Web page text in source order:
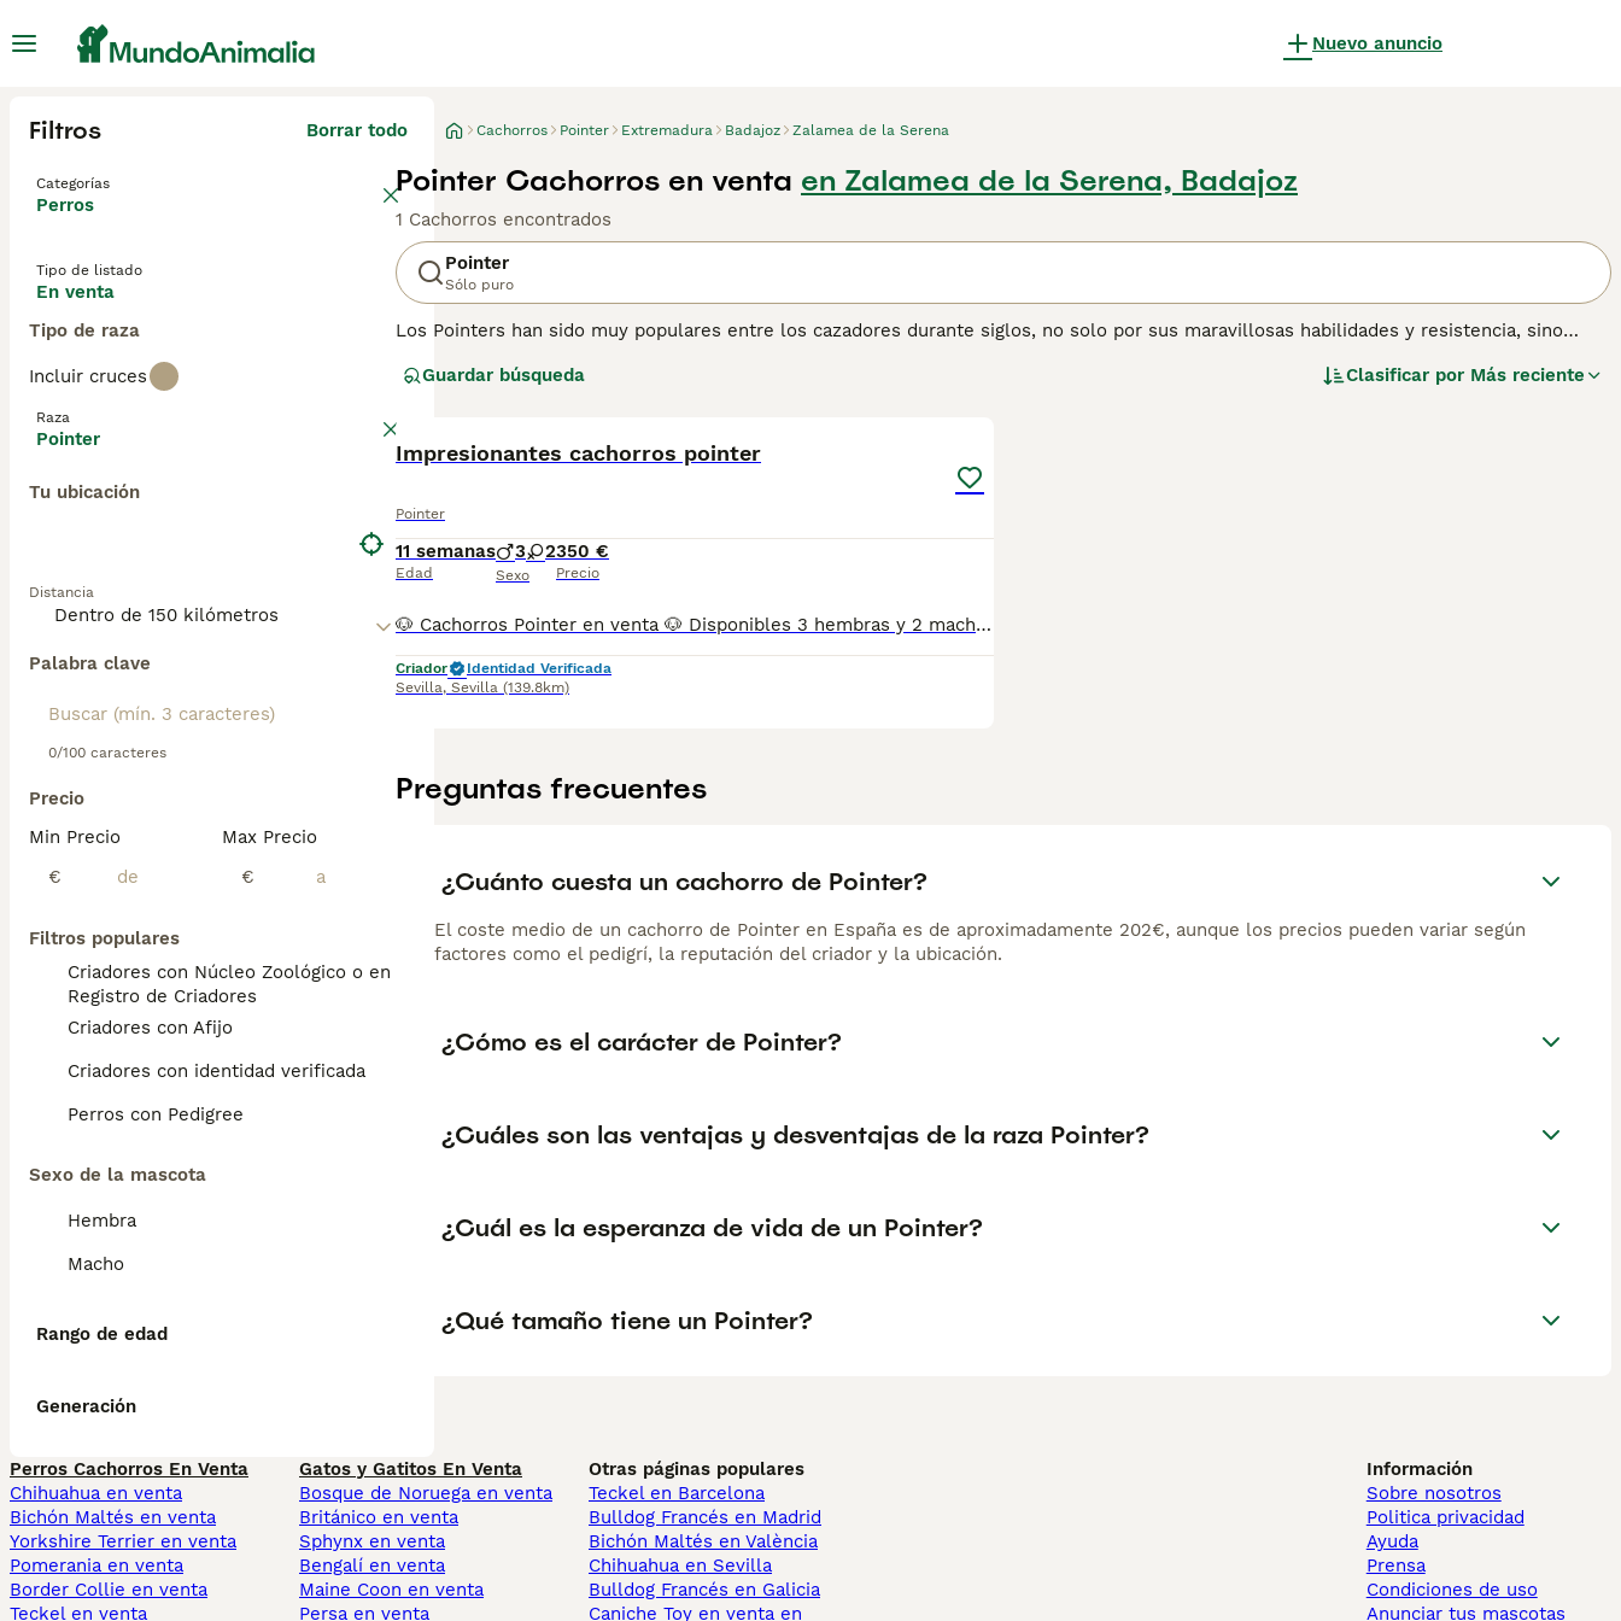
Nuevo anuncio
Filtros Borrar todo
Categorías
Perros
Tipo de listado
En venta
Tipo de raza
Incluir cruces
Raza
Pointer
Tu ubicación
Distancia
Palabra clave
0/100 caracteres
Precio
Min Precio
€
Max Precio
€
Filtros populares
Criadores con Núcleo Zoológico o en el
Registro de Criadores
Criadores con Afijo
Criadores con identidad verificada
Perros con Pedigree
Sexo de la mascota
Hembra
Macho
Rango de edad
Generación
Cachorros Pointer Extremadura Badajoz Zalamea de la Serena
Pointer Cachorros en venta en Zalamea de la Serena, Badajoz
1 Cachorros encontrados
Pointer
Sólo puro
Los Pointers han sido muy populares entre los cazadores durante siglos, no solo por sus maravillosas habilidades y resistencia, sino
extremadamente aristocráticos y son maravillosos miembros de la familia cuando se encuentran en un entorno doméstico.
Lee nuestra
Guardar búsqueda Clasificar por Más reciente
Impresionantes cachorros pointer
Pointer
11 semanas
Edad
3 2
Sexo
350 €
Precio
🐶 Cachorros Pointer en venta 🐶 Disponibles 3 hembras y 2 machos, de color blanco y negro, con 2 meses de edad. ✅ Desparasitados ✅ Primera vacuna puesta ✅ Hijos de excelentes perros cazadores 📍 Estamos en Montellano (Sevilla). 🚚 Hacemos envíos a toda España. 📞 Teléfono de contacto: 634 00 77 83 ¡No dudes en contactar para más información, fotos o reservar tu cachorro!
Criador
Identidad Verificada
Sevilla, Sevilla (139.8km)
Preguntas frecuentes
¿Cuánto cuesta un cachorro de Pointer?
El coste medio de un cachorro de Pointer en España es de aproximadamente 202€, aunque los precios pueden variar según
factores como el pedigrí, la reputación del criador y la ubicación.
¿Cómo es el carácter de Pointer?
¿Cuáles son las ventajas y desventajas de la raza Pointer?
¿Cuál es la esperanza de vida de un Pointer?
¿Qué tamaño tiene un Pointer?
Perros Cachorros En Venta
Chihuahua en venta
Bichón Maltés en venta
Yorkshire Terrier en venta
Pomerania en venta
Border Collie en venta
Teckel en venta
Gatos y Gatitos En Venta
Bosque de Noruega en venta
Británico en venta
Sphynx en venta
Bengalí en venta
Maine Coon en venta
Persa en venta
Otras páginas populares
Teckel en Barcelona
Bulldog Francés en Madrid
Bichón Maltés en València
Chihuahua en Sevilla
Bulldog Francés en Galicia
Caniche Toy en venta en
Información
Sobre nosotros
Politica privacidad
Ayuda
Prensa
Condiciones de uso
Anunciar tus mascotas